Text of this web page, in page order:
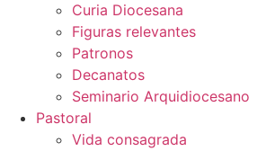
Curia Diocesana
Figuras relevantes
Patronos
Decanatos
Seminario Arquidiocesano
Pastoral
Vida consagrada